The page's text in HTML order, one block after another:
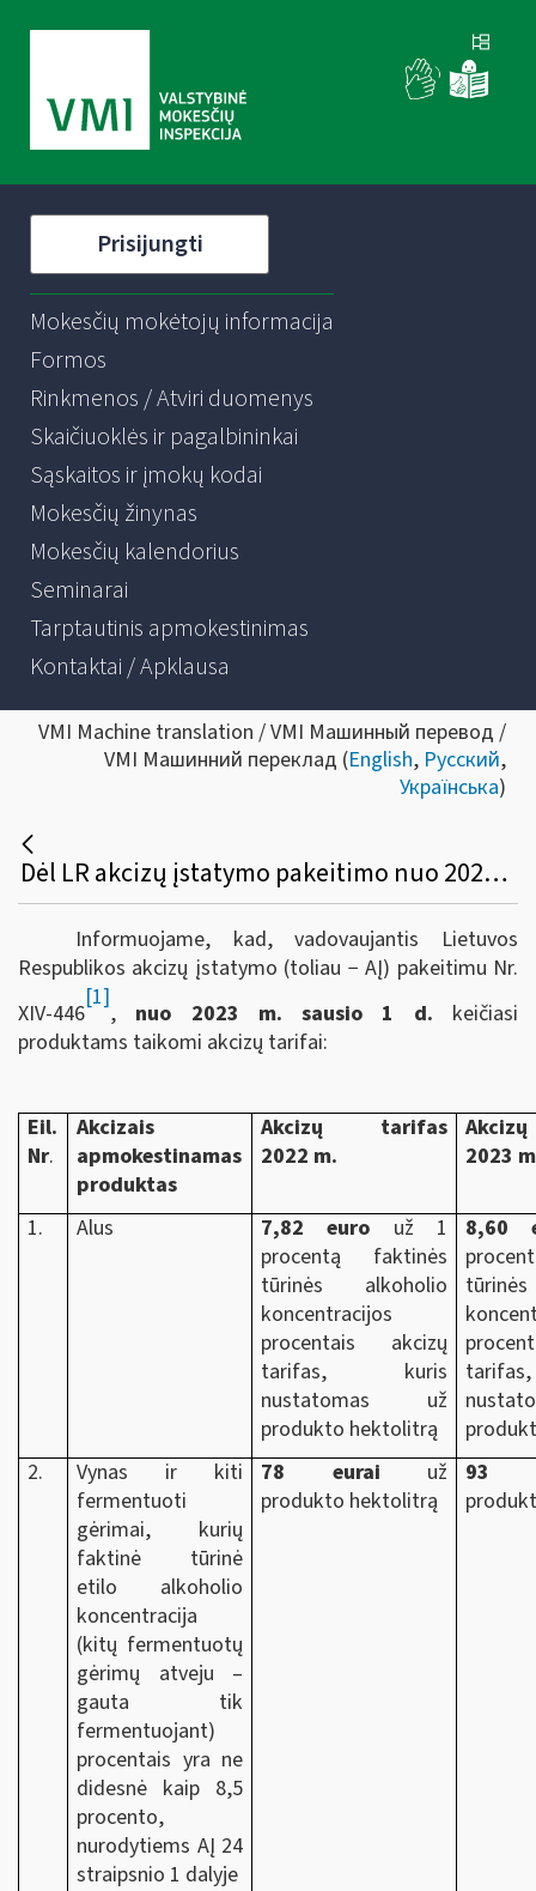
Prisijungti
Mokesčių mokėtojų informacija
Formos
Rinkmenos / Atviri duomenys
Skaičiuoklės ir pagalbininkai
Sąskaitos ir įmokų kodai
Mokesčių žinynas
Mokesčių kalendorius
Seminarai
Tarptautinis apmokestinimas
Kontaktai / Apklausa
VMI Machine translation / VMI Машинный перевод /
VMI Машинний переклад (English, Русский,
Українська)
Dėl LR akcizų įstatymo pakeitimo nuo 2023 m. sausio 1 d.
Informuojame, kad, vadovaujantis Lietuvos
Respublikos akcizų įstatymo (toliau − AĮ) pakeitimu Nr.
XIV-446
[1]
, nuo 2023 m. sausio 1 d. keičiasi
produktams taikomi akcizų tarifai:
Eil.
Nr.
Akcizais
apmokestinamas
produktas
Akcizų tarifas
2022 m.
2023
1. Alus 7,82 euro už 1
procentą faktinės
tūrinės alkoholio
koncentracijos
procentais akcizų
tarifas, kuris
nustatomas už
produkto hektolitrą
8,60
2.
Vynas ir kiti
fermentuoti
gėrimai, kurių
faktinė tūrinė
etilo alkoholio
koncentracija
(kitų fermentuotų
gėrimų atveju –
gauta tik
fermentuojant)
procentais yra ne
didesnė kaip 8,5
procento,
nurodytiems AĮ 24
straipsnio 1 dalyje
78 eurai už
produkto hektolitrą
93